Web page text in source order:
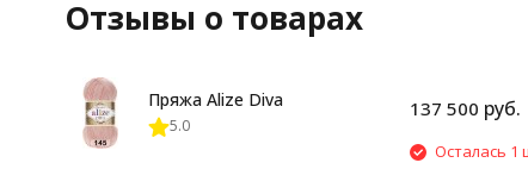
137 500 руб.
Осталась 1
Отзывы о товарах
Пряжа Alize Diva
5.0